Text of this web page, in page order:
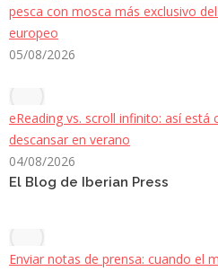
pesca con mosca más exclusivo
europeo
05/08/2026
eReading vs. scroll infinito: así
descansar en verano
04/08/2026
El Blog de Iberian Press
Enviar notas de prensa: cuando el